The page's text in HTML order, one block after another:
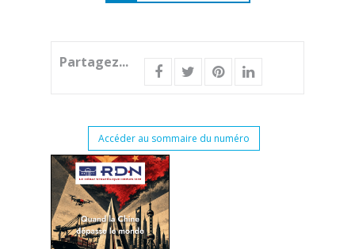
Partagez...
Accéder au sommaire du numéro